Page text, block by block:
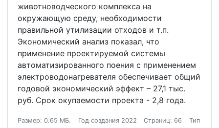
животноводческого комплекса на
окружающую среду, необходимости
правильной утилизации отходов и т.п.
Экономический анализ показал, что
применение проектируемой системы
автоматизированного поения с применением
электроводонагревателя обеспечивает общий
годовой экономический эффект – 27,1 тыс.
руб. Срок окупаемости проекта - 2,8 года.
Размер: 0.65 МБ. Год создания 2022 Страниц: 66
Тип